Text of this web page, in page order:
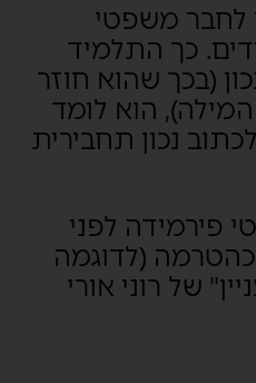
לחבר משפטי
כך התלמיד
(בכך שהוא חוזר
הוא לומד
נכון תחבירית
פירמידה לפני
(לדוגמה
של רוני אורי